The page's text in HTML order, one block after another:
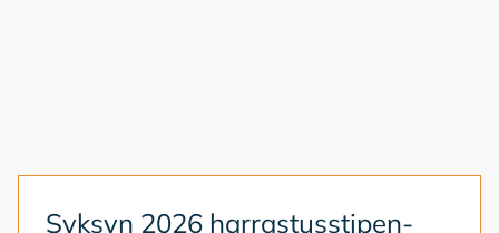
Syk­syn 2026 har­ras­tuss­ti­pen­